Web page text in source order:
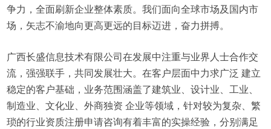
争力，全面刷新企业整体素质。我们面向全球市场及国内市
场，矢志不渝地向更高更远的目标迈进，奋力拼搏。
广西长盛信息技术有限公司在发展中注重与业界人士合作交
流，强强联手，共同发展壮大。在客户层面中力求广泛 建立
稳定的客户基础，业务范围涵盖了建筑业、设计业、工业、
制造业、文化业、外商独资 企业等领域，针对较为复杂、繁
琐的行业资质注册申请咨询有着丰富的实操经验，分别满足